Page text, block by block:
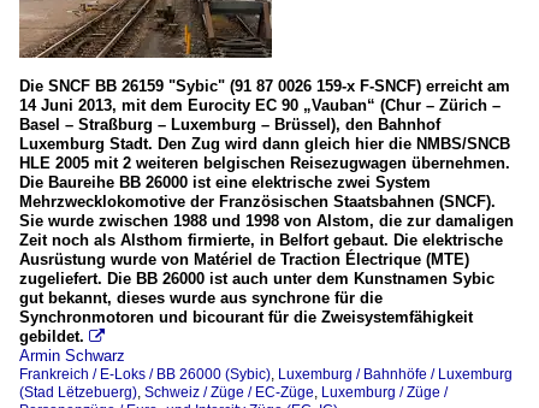
Die SNCF BB 26159 "Sybic" (91 87 0026 159-x F-SNCF) erreicht am
14 Juni 2013, mit dem Eurocity EC 90 „Vauban“ (Chur – Zürich –
Basel – Straßburg – Luxemburg – Brüssel), den Bahnhof
Luxemburg Stadt. Den Zug wird dann gleich hier die NMBS/SNCB
HLE 2005 mit 2 weiteren belgischen Reisezugwagen übernehmen.
Die Baureihe BB 26000 ist eine elektrische zwei System
Mehrzwecklokomotive der Französischen Staatsbahnen (SNCF).
Sie wurde zwischen 1988 und 1998 von Alstom, die zur damaligen
Zeit noch als Alsthom firmierte, in Belfort gebaut. Die elektrische
Ausrüstung wurde von Matériel de Traction Électrique (MTE)
zugeliefert. Die BB 26000 ist auch unter dem Kunstnamen Sybic
gut bekannt, dieses wurde aus synchrone für die
Synchronmotoren und bicourant für die Zweisystemfähigkeit
gebildet. 
Armin Schwarz
Frankreich / E-Loks / BB 26000 (Sybic), Luxemburg / Bahnhöfe / Luxemburg
(Stad Lëtzebuerg), Schweiz / Züge / EC-Züge, Luxemburg / Züge /